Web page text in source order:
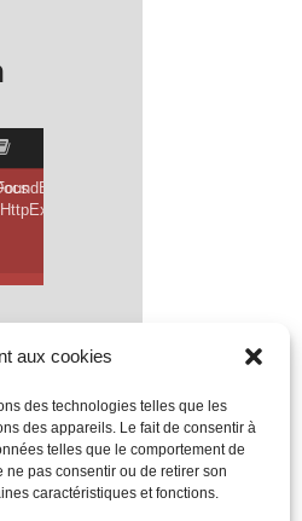
aux cookies
des technologies telles que les
des appareils. Le fait de consentir à
telles que le comportement de
pas consentir ou de retirer son
caractéristiques et fonctions.